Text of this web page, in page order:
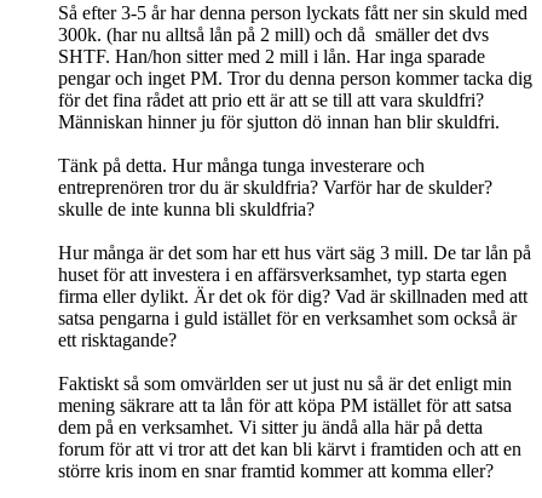
Så efter 3-5 år har denna person lyckats fått ner sin skuld med
300k. (har nu alltså lån på 2 mill) och då smäller det dvs
SHTF. Han/hon sitter med 2 mill i lån. Har inga sparade
pengar och inget PM. Tror du denna person kommer tacka dig
för det fina rådet att prio ett är att se till att vara skuldfri?
Människan hinner ju för sjutton dö innan han blir skuldfri.
Tänk på detta. Hur många tunga investerare och
entreprenören tror du är skuldfria? Varför har de skulder?
skulle de inte kunna bli skuldfria?
Hur många är det som har ett hus värt säg 3 mill. De tar lån på
huset för att investera i en affärsverksamhet, typ starta egen
firma eller dylikt. Är det ok för dig? Vad är skillnaden med att
satsa pengarna i guld istället för en verksamhet som också är
ett risktagande?
Faktiskt så som omvärlden ser ut just nu så är det enligt min
mening säkrare att ta lån för att köpa PM istället för att satsa
dem på en verksamhet. Vi sitter ju ändå alla här på detta
forum för att vi tror att det kan bli kärvt i framtiden och att en
större kris inom en snar framtid kommer att komma eller?